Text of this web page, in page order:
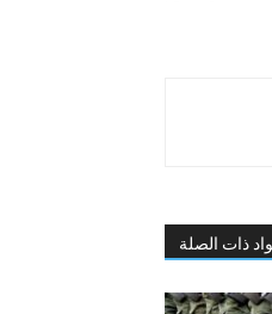
ذات الصلة